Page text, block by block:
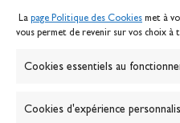
La page Politique des Cookies met à
vous permet de revenir sur vos choix à
Cookies essentiels au
Cookies d'expérience
Politique des
Banque de la voile
Passion Voile TV